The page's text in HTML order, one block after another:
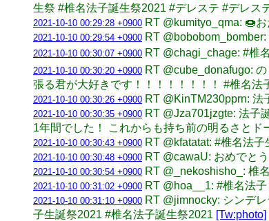
生祭 #椎名法子誕生祭2021 #デレステ #デレス
2021-10-10 00:29:28 +0900 RT @kumityo_qma: 🍩
2021-10-10 00:29:54 +0900 RT
2021-10-10 00:30:07 +0900 RT @chagi_chage: #椎
2021-10-10 00:30:20 +0900 RT @cube_donafugo:
張る君が大好きです！！！！！！！！ #椎名法
2021-10-10 00:30:26 +0900 RT @KinTM230pprn: 法
2021-10-10 00:30:35 +0900 RT @Jza701jzgte: 法子
1年間でした！ これからも持ち前の明るさと
2021-10-10 00:30:43 +0900 RT @kfatatat: #椎名法
2021-10-10 00:30:48 +0900 RT @cawaU: おめでと
2021-10-10 00:30:54 +0900 RT @_nekoshisho_: 椎
2021-10-10 00:31:02 +0900 RT @hoa__1: #椎名法
2021-10-10 00:31:10 +0900 RT @jimnocky: シンデ
子生誕祭2021 #椎名法子誕生祭2021 [Tw:photo]